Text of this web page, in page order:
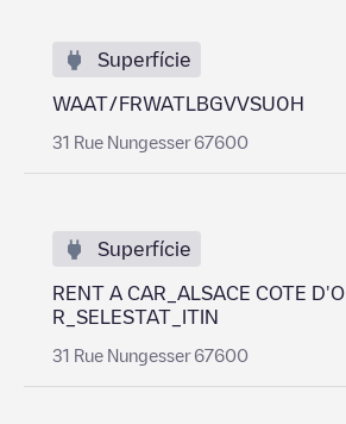
Superfície
WAAT/FRWATLBGVVSU0H
31 Rue Nungesser 67600
Superfície
RENT A CAR_ALSACE COTE D'O
R_SELESTAT_ITIN
31 Rue Nungesser 67600